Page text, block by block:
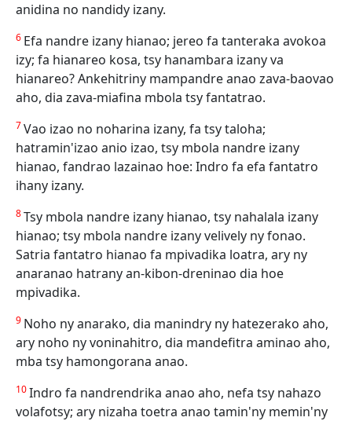
anidina no nandidy izany.
6 Efa nandre izany hianao; jereo fa tanteraka avokoa
izy; fa hianareo kosa, tsy hanambara izany va
hianareo? Ankehitriny mampandre anao zava-baovao
aho, dia zava-miafina mbola tsy fantatrao.
7Vao izao no noharina izany, fa tsy taloha;
hatramin'izao anio izao, tsy mbola nandre izany
hianao, fandrao lazainao hoe: Indro fa efa fantatro
ihany izany.
8Tsy mbola nandre izany hianao, tsy nahalala izany
hianao; tsy mbola nandre izany velively ny fonao.
Satria fantatro hianao fa mpivadika loatra, ary ny
anaranao hatrany an-kibon-dreninao dia hoe
mpivadika.
9 Noho ny anarako, dia manindry ny hatezerako aho,
ary noho ny voninahitro, dia mandefitra aminao aho,
mba tsy hamongorana anao.
10Indro fa nandrendrika anao aho, nefa tsy nahazo
volafotsy; ary nizaha toetra anao tamin'ny memin'ny